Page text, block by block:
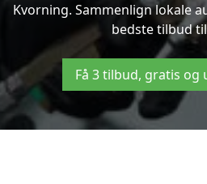
Kvorning. Sammenlign lokale
bedste tilbud
Få 3 tilbud, gratis